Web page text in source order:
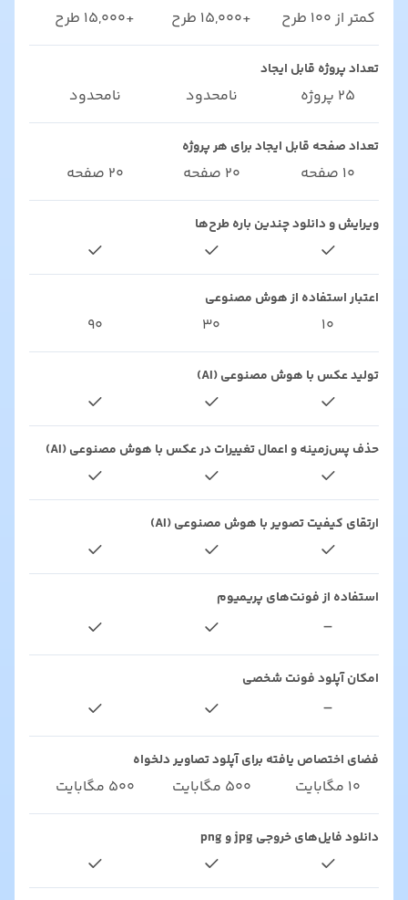
کمتر از ۱۰۰ طرح +۱۵,۰۰۰ طرح +۱۵,۰۰۰ طرح
تعداد پروژه قابل ایجاد
۲۵ پروژه نامحدود نامحدود
تعداد صفحه قابل ایجاد برای هر پروژه
۱۰ صفحه ۲۰ صفحه ۲۰ صفحه
ویرایش و دانلود چندین باره طرح‌ها
اعتبار استفاده از هوش مصنوعی
۱۰ ۳۰ ۹۰
تولید عکس با هوش مصنوعی (AI)
حذف پس‌زمینه و اعمال تغییرات در عکس با هوش مصنوعی (AI)
ارتقای کیفیت تصویر با هوش مصنوعی (AI)
استفاده از فونت‌های پریمیوم
-
امکان آپلود فونت شخصی
-
فضای اختصاص یافته برای آپلود تصاویر دلخواه
۱۰ مگابایت ۵۰۰ مگابایت ۵۰۰ مگابایت
دانلود فایل‌های خروجی jpg و png